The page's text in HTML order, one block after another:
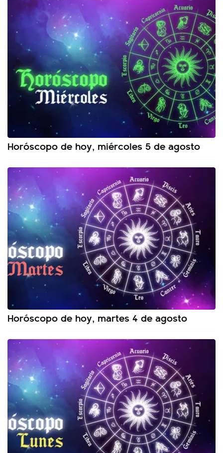
Horóscopo de hoy, miércoles 5 de agosto
Horóscopo de hoy, martes 4 de agosto